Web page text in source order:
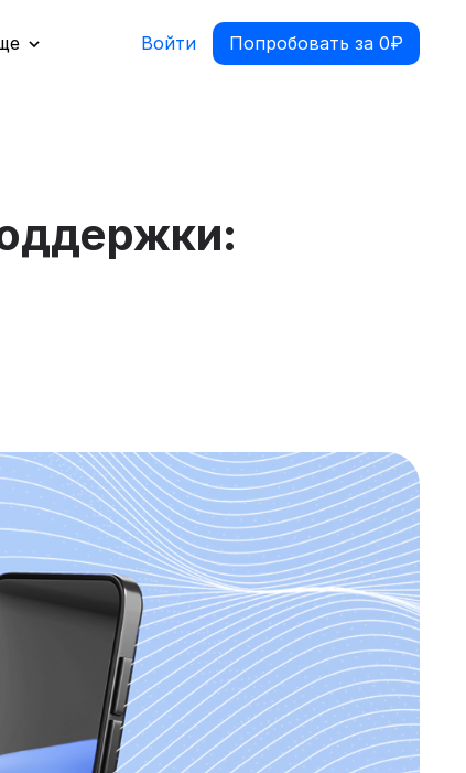
Войти Попробовать за 0₽